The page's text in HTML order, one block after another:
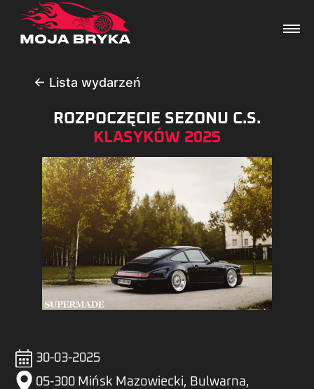
Dane techniczne
Wydarzenia
Forum
Artykuły
← Lista wydarzeń
ROZPOCZĘCIE SEZONU C.S.
KLASYKÓW 2025
30-03-2025
05-300 Mińsk Mazowiecki, Bulwarna,